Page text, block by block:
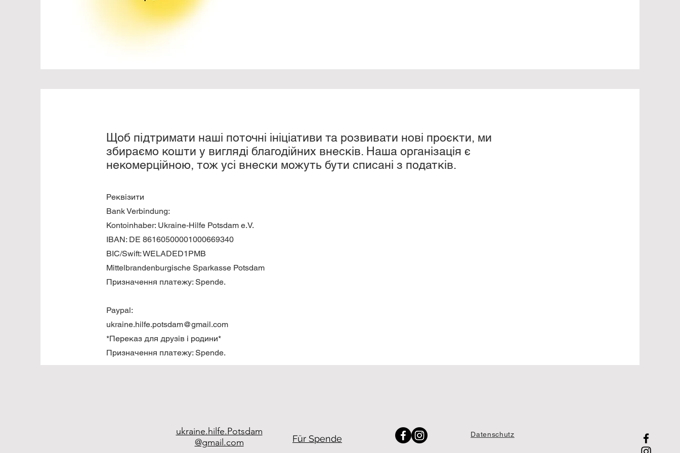
Щоб підтримати наші поточні ініціативи та розвивати нові проєкти, ми
збираємо кошти у вигляді благодійних внесків. Наша організація є
некомерційною, тож усі внески можуть бути списані з податків.
Реквізити
Bank Verbindung:
Kontoinhaber: Ukraine-Hilfe Potsdam e.V.
IBAN: DE 86160500001000669340
BIC/Swift: WELADED1PMB
Mittelbrandenburgische Sparkasse Potsdam
Призначення платежу: Spende.
Paypal:
ukraine.hilfe.potsdam@gmail.com
*Переказ для друзів і родини*
Призначення платежу: Spende.
ukraine.hilfe.Potsdam
@gmail.com
Für Spende Datenschutz